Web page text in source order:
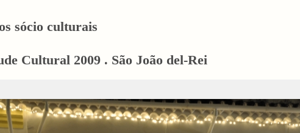
sócio culturais
Cultural 2009 . São João del-Rei